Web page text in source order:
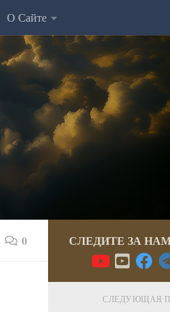
О Сайте
0 СЛЕДИТЕ ЗА
СЛЕДУЮЩАЯ